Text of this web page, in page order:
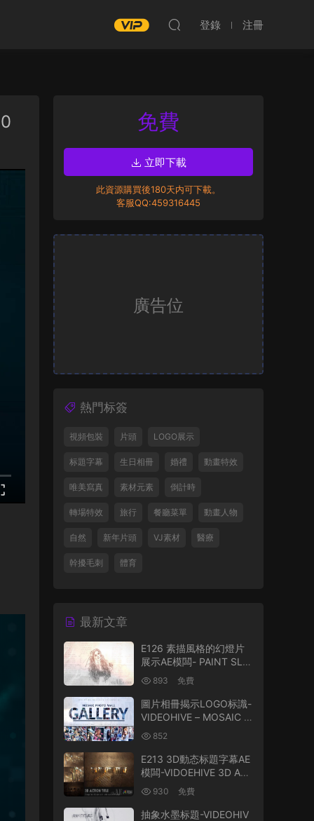
登錄 注冊
免費
立即下載
此資源購買後180天内可下載。
客服QQ:459316445
廣告位
熱門标簽
視頻包裝 片頭 LOGO展示
标題字幕 生日相冊 婚禮 動畫特效
唯美寫真 素材元素 倒計時
轉場特效 旅行 餐廳菜單 動畫人物
自然 新年片頭 VJ素材 醫療
幹擾毛刺 體育
最新文章
E126 素描風格的幻燈片
展示AE模闆- PAINT SLID
ESHOW
893 免費
圖片相冊揭示LOGO标識-
VIDEOHIVE – MOSAIC P
HOTO GALLERY | LOGO
REVEAL – 31061347
852
E213 3D動态标題字幕AE
模闆-VIDOEHIVE 3D AC
TION TITLE OPENER
930 免費
抽象水墨标題-VIDEOHIV